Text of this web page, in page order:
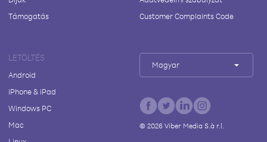
Támogatás
Customer Complaints Code
LETÖLTÉS
Android
iPhone & iPad
Windows PC
Mac
Magyar
© 2026Viber Media S.à r.l.